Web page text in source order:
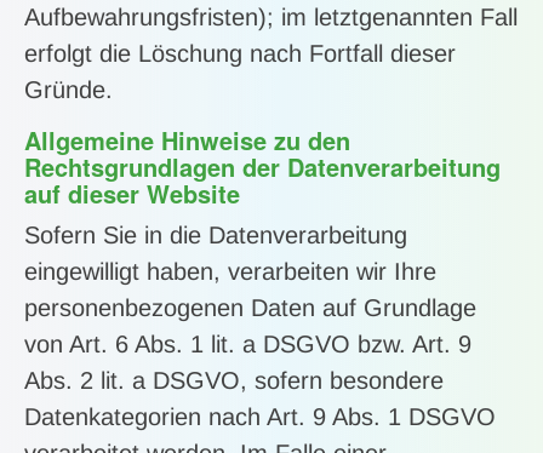
Aufbewahrungsfristen); im letztgenannten Fall
erfolgt die Löschung nach Fortfall dieser
Gründe.
Allgemeine Hinweise zu den
Rechtsgrundlagen der Datenverarbeitung
auf dieser Website
Sofern Sie in die Datenverarbeitung
eingewilligt haben, verarbeiten wir Ihre
personenbezogenen Daten auf Grundlage
von Art. 6 Abs. 1 lit. a DSGVO bzw. Art. 9
Abs. 2 lit. a DSGVO, sofern besondere
Datenkategorien nach Art. 9 Abs. 1 DSGVO